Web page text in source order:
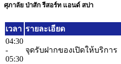
ศุภาลัย ป่าสัก รีสอร์ท แอนด์ สปา
เวลา รายละเอียด
04:30
-
05:30
จุดรับฝากของเปิดให้บริการ